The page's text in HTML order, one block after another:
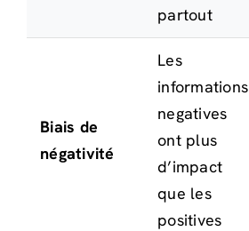
partout
Biais de
négativité
Les
informations
negatives
ont plus
d’impact
que les
positives